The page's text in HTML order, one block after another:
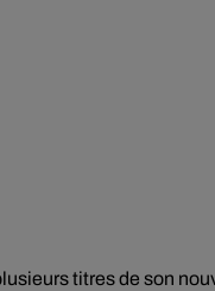
titres de son